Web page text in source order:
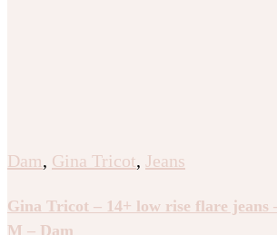
Dam, Gina Tricot, Jeans
Gina Tricot – 14+ low rise flare jeans
M – Dam